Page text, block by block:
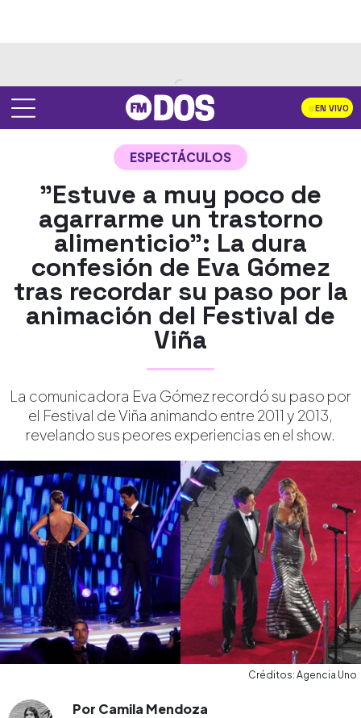
EN VIVO
ESPECTÁCULOS
"Estuve a muy poco de
agarrarme un trastorno
alimenticio": La dura
confesión de Eva Gómez
tras recordar su paso por la
animación del Festival de
Viña
La comunicadora Eva Gómez recordó su paso por
el Festival de Viña animando entre 2011 y 2013,
revelando sus peores experiencias en el show.
Créditos: Agencia Uno
Por Camila Mendoza